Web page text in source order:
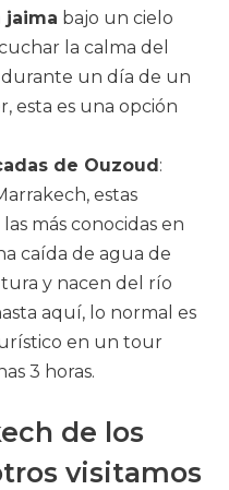
jaima bajo un cielo
la calma del
durante un día de un
esta es una opción
de Ouzoud:
estas
más conocidas en
caída de agua de
y nacen del río
aquí, lo normal es
en un tour
3 horas.
de los
visitamos